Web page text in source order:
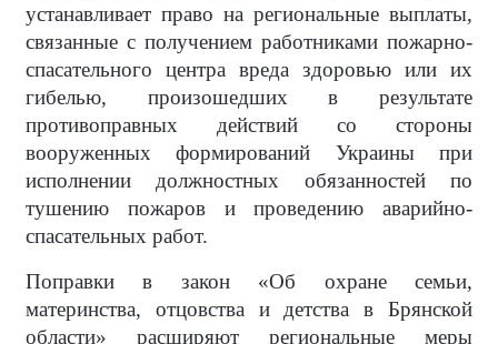
устанавливает право на региональные выплаты,
связанные с получением работниками пожарно-
спасательного центра вреда здоровью или их
гибелью, произошедших в результате
противоправных действий со стороны
вооруженных формирований Украины при
исполнении должностных обязанностей по
тушению пожаров и проведению аварийно-
спасательных работ.
Поправки в закон «Об охране семьи,
материнства, отцовства и детства в Брянской
области» расширяют региональные меры